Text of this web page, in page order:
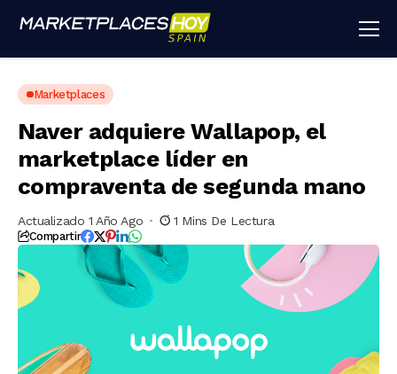
Marketplaces
Naver adquiere Wallapop, el
marketplace líder en
compraventa de segunda mano
Actualizado 1 Año Ago 1 Mins De Lectura
Compartir